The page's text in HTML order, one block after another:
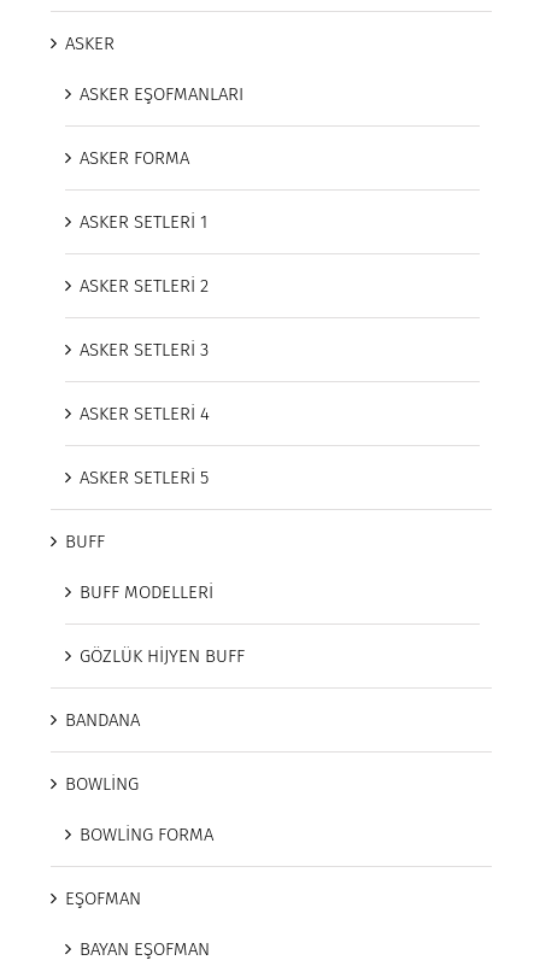
ASKER
ASKER EŞOFMANLARI
ASKER FORMA
ASKER SETLERİ 1
ASKER SETLERİ 2
ASKER SETLERİ 3
ASKER SETLERİ 4
ASKER SETLERİ 5
BUFF
BUFF MODELLERİ
GÖZLÜK HİJYEN BUFF
BANDANA
BOWLİNG
BOWLİNG FORMA
EŞOFMAN
BAYAN EŞOFMAN